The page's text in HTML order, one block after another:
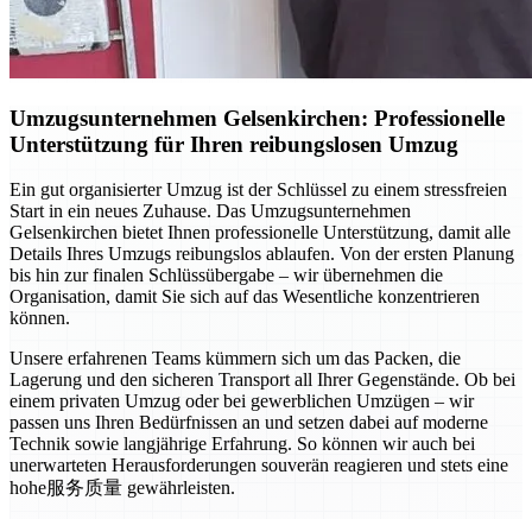
Umzugsunternehmen Gelsenkirchen: Professionelle
Unterstützung für Ihren reibungslosen Umzug
Ein gut organisierter Umzug ist der Schlüssel zu einem stressfreien
Start in ein neues Zuhause. Das Umzugsunternehmen
Gelsenkirchen bietet Ihnen professionelle Unterstützung, damit alle
Details Ihres Umzugs reibungslos ablaufen. Von der ersten Planung
bis hin zur finalen Schlüssübergabe – wir übernehmen die
Organisation, damit Sie sich auf das Wesentliche konzentrieren
können.
Unsere erfahrenen Teams kümmern sich um das Packen, die
Lagerung und den sicheren Transport all Ihrer Gegenstände. Ob bei
einem privaten Umzug oder bei gewerblichen Umzügen – wir
passen uns Ihren Bedürfnissen an und setzen dabei auf moderne
Technik sowie langjährige Erfahrung. So können wir auch bei
unerwarteten Herausforderungen souverän reagieren und stets eine
hohe服务质量 gewährleisten.